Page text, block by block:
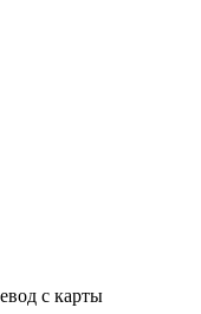
с карты